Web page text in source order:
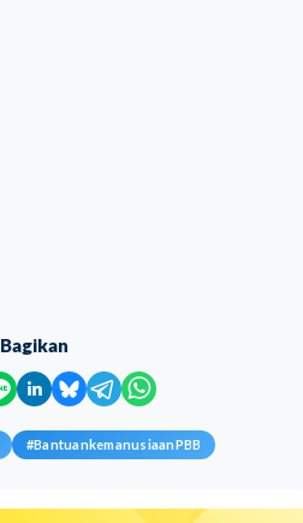
Bagikan
#BantuankemanusiaanPBB